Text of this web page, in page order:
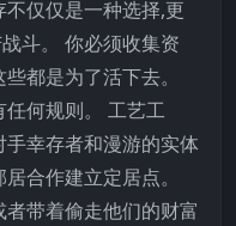
仅仅是一种选择,更
斗。 你必须收集资
都是为了活下去。
何规则。 工艺工
幸存者和漫游的实体
合作建立定居点。
带着偷走他们的财富